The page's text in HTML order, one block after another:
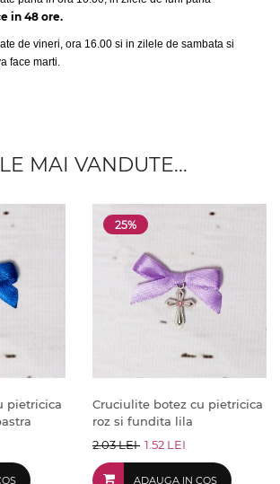
in 48 ore.
de vineri, ora 16.00 si in zilele de sambata si
face marti.
MAI VANDUTE...
pietricica
25%
Cruciulite botez cu pietricica
roz si fundita lila
2.03 LEI 1.52 LEI
ADAUGA IN COS